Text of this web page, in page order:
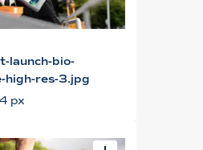
launch-bio-
high-res-3.jpg
px